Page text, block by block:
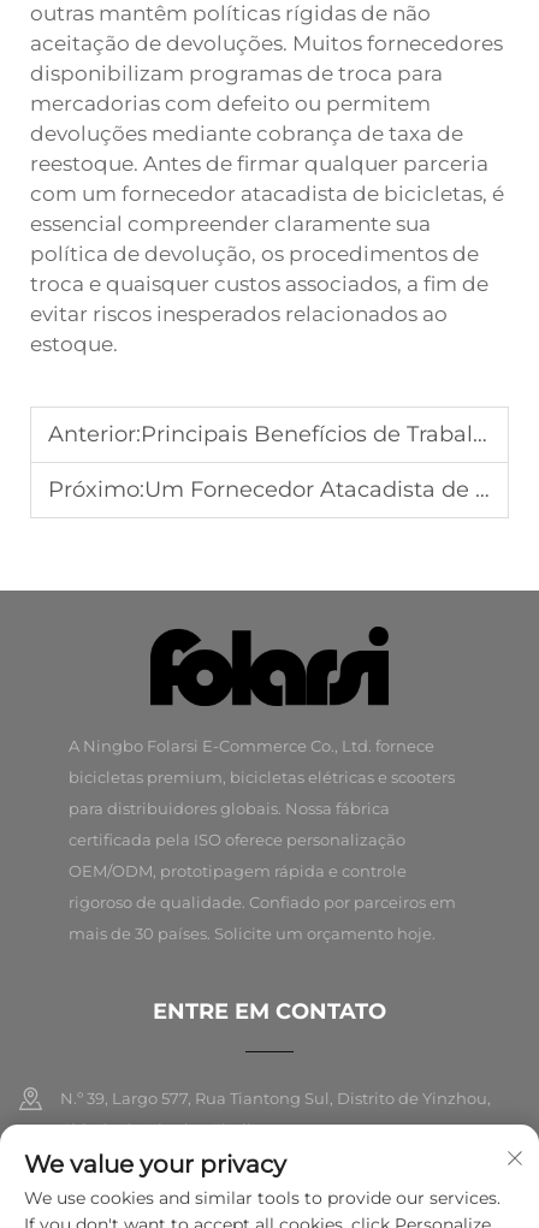
outras mantêm políticas rígidas de não
aceitação de devoluções. Muitos fornecedores
disponibilizam programas de troca para
mercadorias com defeito ou permitem
devoluções mediante cobrança de taxa de
reestoque. Antes de firmar qualquer parceria
com um fornecedor atacadista de bicicletas, é
essencial compreender claramente sua
política de devolução, os procedimentos de
troca e quaisquer custos associados, a fim de
evitar riscos inesperados relacionados ao
estoque.
Anterior:Principais Benefícios de Trabalhar com um Fabricante de Bicicletas OEM de Confiança
Próximo:Um Fornecedor Atacadista de Bicicletas Pode Garantir Qualidade e Variedade?
A Ningbo Folarsi E-Commerce Co., Ltd. fornece
bicicletas premium, bicicletas elétricas e scooters
para distribuidores globais. Nossa fábrica
certificada pela ISO oferece personalização
OEM/ODM, prototipagem rápida e controle
rigoroso de qualidade. Confiado por parceiros em
mais de 30 países. Solicite um orçamento hoje.
ENTRE EM CONTATO
N.º 39, Largo 577, Rua Tiantong Sul, Distrito de Yinzhou,
Cidade de Ningbo, Zhejiang
+86-18989326021
We value your privacy
We use cookies and similar tools to provide our services.